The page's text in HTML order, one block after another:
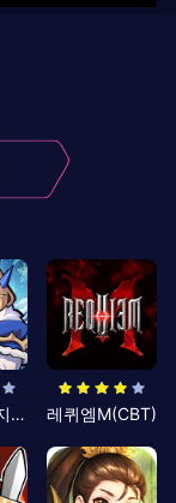
킹방치: 빵지의 제왕 레퀴엠M(CBT)